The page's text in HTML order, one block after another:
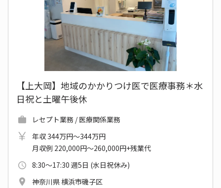
【上大岡】地域のかかりつけ医で医療事務＊水
日祝と土曜午後休
レセプト業務 / 医療関係業務
年収 344万円～344万円
月収例 220,000円～260,000円+残業代
8:30～17:30 週5日 (水日祝休み)
神奈川県 横浜市磯子区